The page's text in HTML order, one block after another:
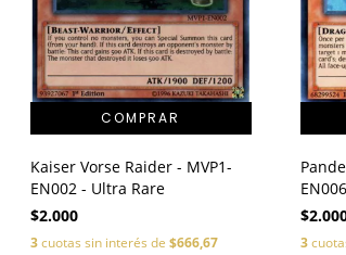
Kaiser Vorse Raider - MVP1-
EN002 - Ultra Rare
$2.000
3cuotas sin interés de $666,67 3